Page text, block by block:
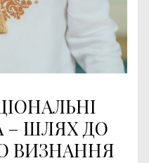
– ШЛЯХ ДО
ВИЗНАННЯ